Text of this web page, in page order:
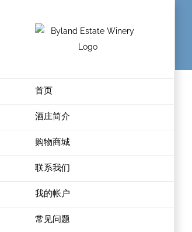
首页
酒庄简介
购物商城
联系我们
我的帐户
常见问题